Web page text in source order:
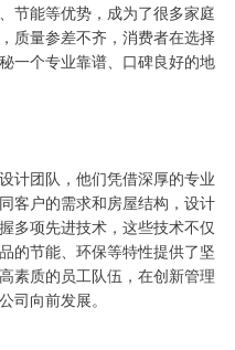
节能等优势，成为了很多家庭
质量参差不齐，消费者在选择
一个专业靠谱、口碑良好的地
计团队，他们凭借深厚的专业
客户的需求和房屋结构，设计
多项先进技术，这些技术不仅
的节能、环保等特性提供了坚
素质的员工队伍，在创新管理
司向前发展。